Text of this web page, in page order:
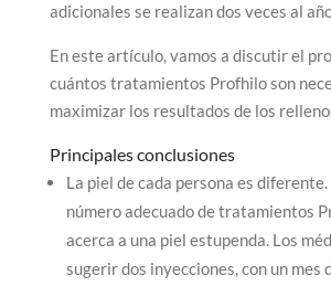
adicionales se realizan dos veces al
En este artículo, vamos a discutir el
cuántos tratamientos Profhilo son
maximizar los resultados de los
Principales conclusiones
La piel de cada persona es
número adecuado de tratamientos
acerca a una piel estupenda. Los
sugerir dos inyecciones, con un mes